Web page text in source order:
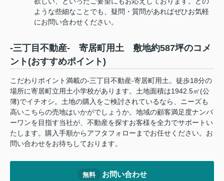
ような些細なことでも、疑問・質問があればぜひお気軽
にお問い合わせください。
-三丁目不動産- 寄居町用土 敷地約587坪のコメ
ント(おすすめポイント)
こだわりポイント満載の-三丁目不動産-寄居町用土。徒歩18分の
場所に寄居町立用土小学校があります。土地面積は1942.5㎡(公
簿)でイチオシ。土地の購入をご検討されているなら、ニーズも
高いこちらの売地はいかがでしょうか。地域の顧客満足度ナンバ
ーワンを目指す当社が、不動産を探すお客様を全力でサポートい
たします。購入手順からアフタフォローまでお任せください。お
問い合わせをお待ちしております。
無料 お問い合わせ